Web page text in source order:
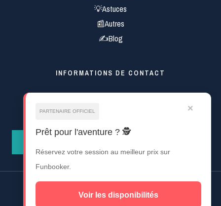
×
PARTENAIRE OFFICIEL
Prêt pour l'aventure ? 🕵️
Réservez votre session au meilleur prix sur
Funbooker.
Voir les disponibilités
💡Astuces
📰Autres
✍Blog
INFORMATIONS DE CONTACT
pro.royalmagma@gmail.com
Droit d'auteur © 2026 Bring Out